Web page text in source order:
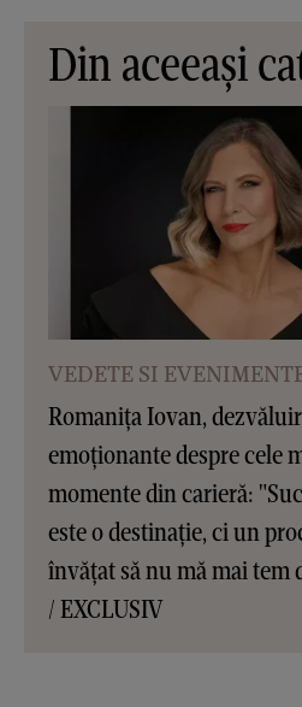
Din aceeași
VEDETE SI
Romanița Iovan,
emoționante despre cele
momente din carieră:
este o destinație, ci un
învățat să nu mă mai tem
/ EXCLUSIV